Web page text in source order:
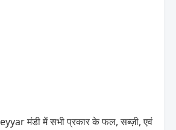
मंडी में सभी प्रकार के फल, सब्ज़ी, एवं